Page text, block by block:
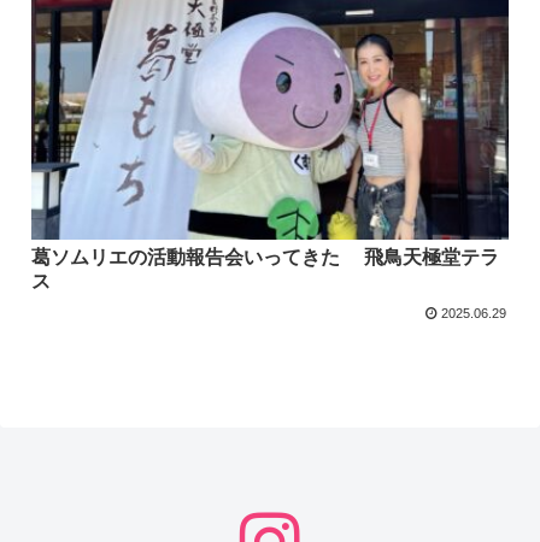
葛ソムリエの活動報告会いってきた 飛鳥天極堂テラ
ス
2025.06.29